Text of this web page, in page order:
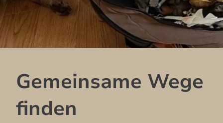
Gemeinsame Wege
finden